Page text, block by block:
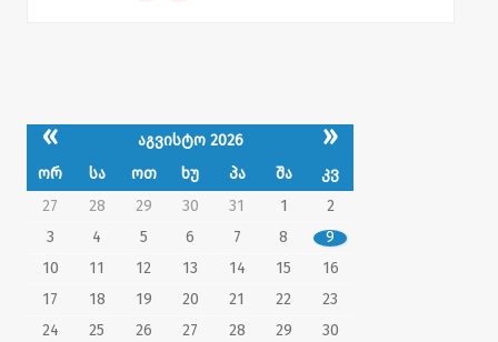
« აგვისტო 2026 »
ორ სა ოთ ხუ პა შა
კვ
27
28 29 30 31 1
2
3
4 5 6 7 8
9
10
11 12 13 14 15
16
17
18 19 20 21 22
23
24
25 26 27 28 29
30